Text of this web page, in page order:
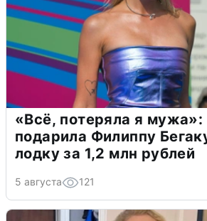
«Всё, потеряла я мужа»:
подарила Филиппу
лодку за 1,2 млн рублей
5 августа 121